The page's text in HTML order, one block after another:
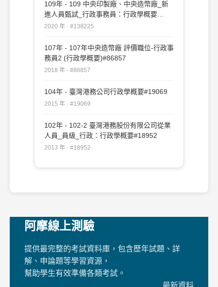
109年 - 109 中央印製廠、中央造幣廠_新
進人員甄試_行政事務員：行政學概要
#138225
2020 年 · #138225
107年 - 107年中央造幣廠 評價職位-行政事
務員2 (行政學概要)#86857
2018 年 · #86857
104年 - 臺灣港務公司行政學概要#19069
2015 年 · #19069
102年 - 102-2 臺灣港務股份有限公司從業
人員_員級_行政：行政學概要#18952
2013 年 · #18952
阿摩線上測驗
提供最完整的考試資料庫，包含歷年試題、詳
解、申論題等學習資源，
幫助學生有效準備各類考試。
最新資料